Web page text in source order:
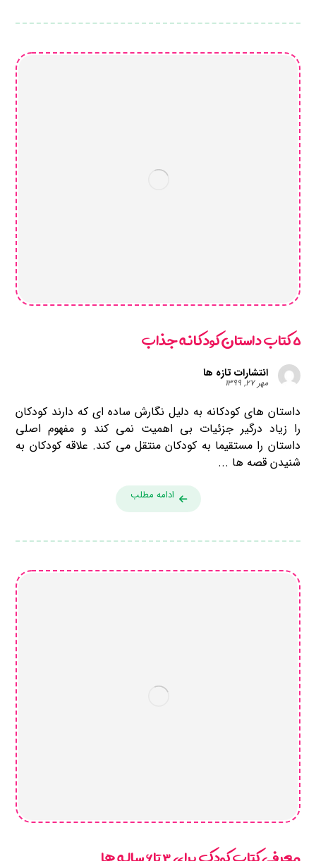
۵ کتاب داستان کودکانه جذاب
انتشارات تازه ها
مهر ۲۷, ۱۳۹۹
داستان های کودکانه به دلیل نگارش ساده ای که دارند کودکان
را زیاد درگیر جزئیات بی اهمیت نمی کند و مفهوم اصلی
داستان را مستقیما به کودکان منتقل می کند. علاقه کودکان به
شنیدن قصه ها ...
ادامه مطلب